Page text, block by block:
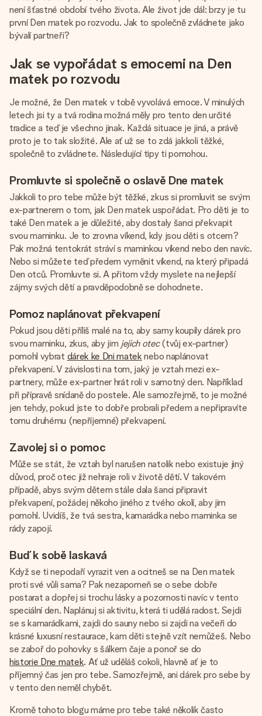
jménem, vaší fotografií nebo vzkazem, který doopravdy
zahřeje u srdce. Žádné zbytečné složitosti, jen spousta
lásky pro daný okamžik.
není šťastné období tvého života. Ale život jde dál: brzy je tu
první Den matek po rozvodu. Jak to společně zvládnete jako
bývalí partneři?
Jak se vypořádat s emocemi na Den
matek po rozvodu
Je možné, že Den matek v tobě vyvolává emoce. V minulých
letech jsi ty a tvá rodina možná měly pro tento den určité
tradice a teď je všechno jinak. Každá situace je jiná, a právě
proto je to tak složité. Ale ať už se to zdá jakkoli těžké,
společně to zvládnete. Následující tipy ti pomohou.
Promluvte si společně o oslavě Dne matek
Jakkoli to pro tebe může být těžké, zkus si promluvit se svým
ex-partnerem o tom, jak Den matek uspořádat. Pro děti je to
také Den matek a je důležité, aby dostaly šanci překvapit
svou maminku. Je to zrovna víkend, kdy jsou děti s otcem?
Pak možná tentokrát stráví s maminkou víkend nebo den navíc.
Nebo si můžete teď předem vyměnit víkend, na který připadá
Den otců. Promluvte si. A přitom vždy myslete na nejlepší
zájmy svých dětí a pravděpodobně se dohodnete.
Pomoz naplánovat překvapení
Pokud jsou děti příliš malé na to, aby samy koupily dárek pro
svou maminku, zkus, aby jim jejich otec(tvůj ex-partner)
pomohl vybrat dárek ke Dni matek nebo naplánovat
překvapení. V závislosti na tom, jaký je vztah mezi ex-
partnery, může ex-partner hrát roli v samotný den. Například
při přípravě snídaně do postele. Ale samozřejmě, to je možné
jen tehdy, pokud jste to dobře probrali předem a nepřipravíte
tomu druhému (nepříjemné) překvapení.
Zavolej si o pomoc
Může se stát, že vztah byl narušen natolik nebo existuje jiný
důvod, proč otec již nehraje roli v životě dětí. V takovém
případě, abys svým dětem stále dala šanci připravit
překvapení, požádej někoho jiného z tvého okolí, aby jim
pomohl. Uvidíš, že tvá sestra, kamarádka nebo maminka se
rády zapojí.
Buď k sobě laskavá
Když se ti nepodaří vyrazit ven a ocitneš se na Den matek
proti své vůli sama? Pak nezapomeň se o sebe dobře
postarat a dopřej si trochu lásky a pozornosti navíc v tento
speciální den. Naplánuj si aktivitu, která ti udělá radost. Sejdi
se s kamarádkami, zajdi do sauny nebo si zajdi na večeři do
krásné luxusní restaurace, kam děti stejně vzít nemůžeš. Nebo
se zaboř do pohovky s šálkem čaje a ponoř se do
historie Dne matek. Ať už uděláš cokoli, hlavně ať je to
příjemný čas jen pro tebe. Samozřejmě, ani dárek pro sebe by
v tento den neměl chybět.
Kromě tohoto blogu máme pro tebe také několik často